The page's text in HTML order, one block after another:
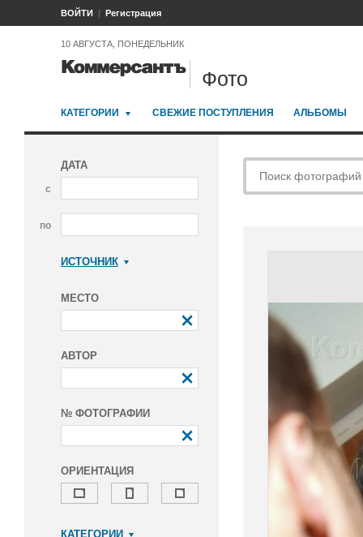
ВОЙТИ Регистрация
10 АВГУСТА, ПОНЕДЕЛЬНИК
Фото
КАТЕГОРИИ СВЕЖИЕ ПОСТУПЛЕНИЯ АЛЬБОМЫ
ДАТА
с
по
ИСТОЧНИК
МЕСТО
АВТОР
№ ФОТОГРАФИИ
ОРИЕНТАЦИЯ
КАТЕГОРИИ